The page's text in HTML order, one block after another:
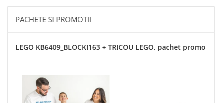
PACHETE SI PROMOTII
LEGO KB6409_BLOCKI163 + TRICOU LEGO, pachet promo